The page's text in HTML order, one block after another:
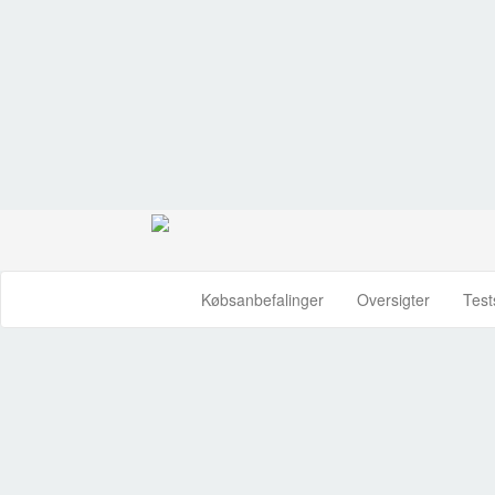
Købsanbefalinger Oversigter